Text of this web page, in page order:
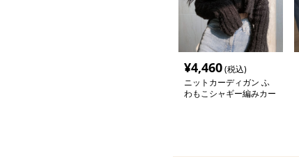
¥4,460(税込)
ニットカーディガン ふ
わもこシャギー編みカー